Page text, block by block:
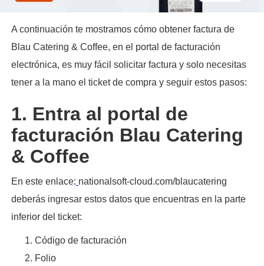
A continuación te mostramos cómo obtener factura de
Blau Catering & Coffee, en el portal de facturación
electrónica, es muy fácil solicitar factura y solo necesitas
tener a la mano el ticket de compra y seguir estos pasos:​
1. Entra al portal de
facturación Blau Catering
& Coffee
En este enlace: nationalsoft-cloud.com/blaucatering
deberás ingresar estos datos que encuentras en la parte
inferior del ticket:
Código de facturación
Folio